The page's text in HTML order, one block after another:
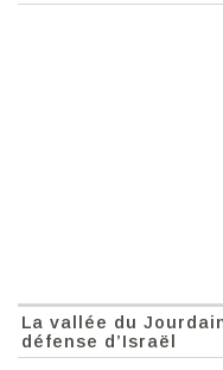
La vallée du
défense d’Israël